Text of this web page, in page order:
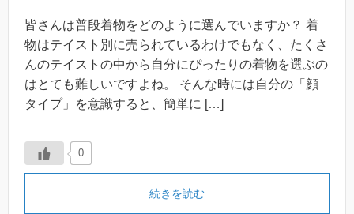
皆さんは普段着物をどのように選んでいますか？ 着
物はテイスト別に売られているわけでもなく、たくさ
んのテイストの中から自分にぴったりの着物を選ぶの
はとても難しいですよね。 そんな時には自分の「顔
タイプ」を意識すると、簡単に […]
0
続きを読む